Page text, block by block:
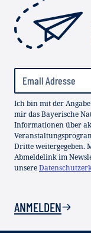
Ich bin mit der
mir das Bayerische
Informationen über
Dritte weitergegeben.
Abmeldelink im
unsere
ANMELDEN